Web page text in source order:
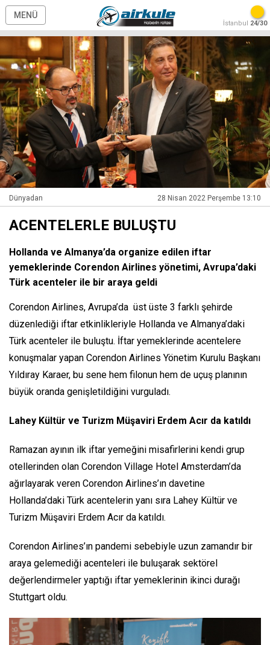
MENÜ
İstanbul 24/30
Dünyadan 28 Nisan 2022 Perşembe 13:10
ACENTELERLE BULUŞTU
Hollanda ve Almanya’da organize edilen iftar
yemeklerinde Corendon Airlines yönetimi, Avrupa’daki
Türk acenteler ile bir araya geldi
Corendon Airlines, Avrupa’da üst üste 3 farklı şehirde
düzenlediği iftar etkinlikleriyle Hollanda ve Almanya’daki
Türk acenteler ile buluştu. İftar yemeklerinde acentelere
konuşmalar yapan Corendon Airlines Yönetim Kurulu Başkanı
Yıldıray Karaer, bu sene hem filonun hem de uçuş planının
büyük oranda genişletildiğini vurguladı.
Lahey Kültür ve Turizm Müşaviri Erdem Acır da katıldı
Ramazan ayının ilk iftar yemeğini misafirlerini kendi grup
otellerinden olan Corendon Village Hotel Amsterdam’da
ağırlayarak veren Corendon Airlines’ın davetine
Hollanda’daki Türk acentelerin yanı sıra Lahey Kültür ve
Turizm Müşaviri Erdem Acır da katıldı.
Corendon Airlines’ın pandemi sebebiyle uzun zamandır bir
araya gelemediği acenteleri ile buluşarak sektörel
değerlendirmeler yaptığı iftar yemeklerinin ikinci durağı
Stuttgart oldu.